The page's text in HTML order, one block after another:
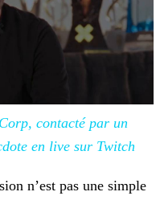
contacté par un
en live sur Twitch
n’est pas une simple